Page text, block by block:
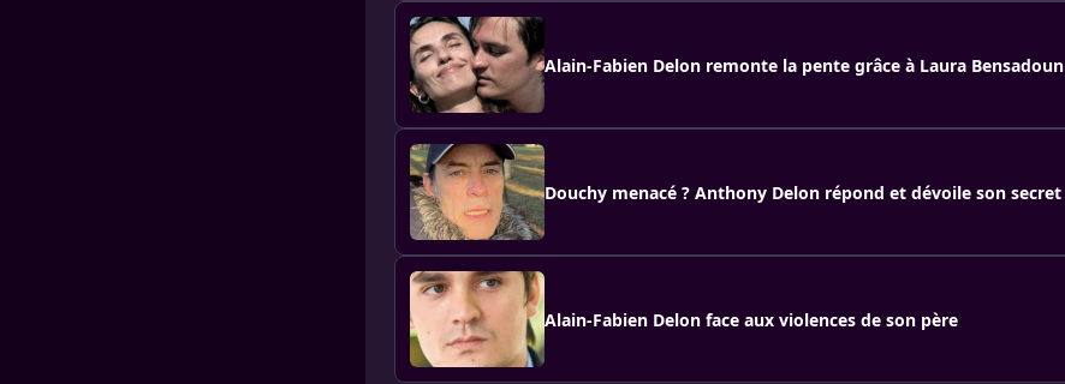
Alain-Fabien Delon remonte la pente grâce à Laura Bensadoun
Douchy menacé ? Anthony Delon répond et dévoile son secret
Alain-Fabien Delon face aux violences de son père